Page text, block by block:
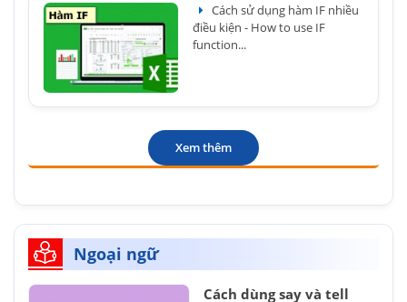
Cách sử dụng hàm IF nhiều
điều kiện - How to use IF
function...
Xem thêm
Ngoại ngữ
Cách dùng say và tell